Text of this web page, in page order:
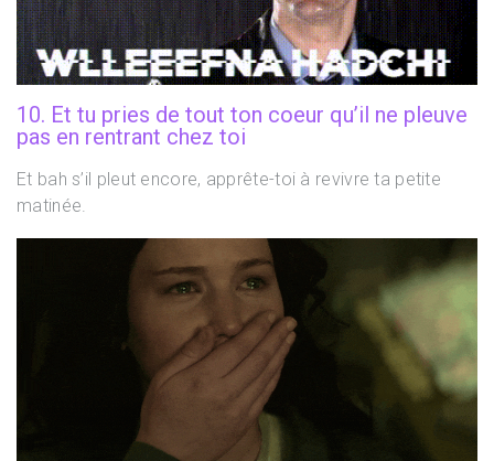
10. Et tu pries de tout ton coeur qu’il ne pleuve
pas en rentrant chez toi
Et bah s’il pleut encore, apprête-toi à revivre ta petite
matinée.